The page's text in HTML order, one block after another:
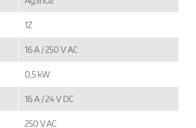
1Z
16 A / 250 V AC
0,5 kW
16 A / 24 V DC
250 V AC